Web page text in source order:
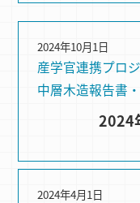
産学官連携プロ
中層木造報告書
2024年10月1日
2024
2024年4月1日